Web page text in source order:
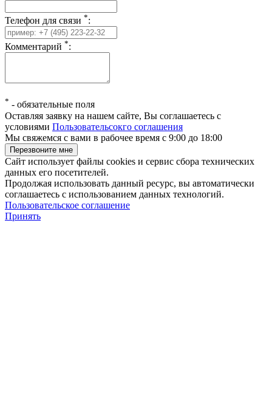
Телефон для связи *:
Комментарий *:
* - обязательные поля
Оставляя заявку на нашем сайте, Вы соглашаетесь с
условиями Пользовательсокго соглашения
Мы свяжемся с вами в рабочее время с 9:00 до 18:00
Сайт использует файлы cookies и сервис сбора технических
данных его посетителей.
Продолжая использовать данный ресурс, вы автоматически
соглашаетесь с использованием данных технологий.
Пользовательское соглашение
Принять